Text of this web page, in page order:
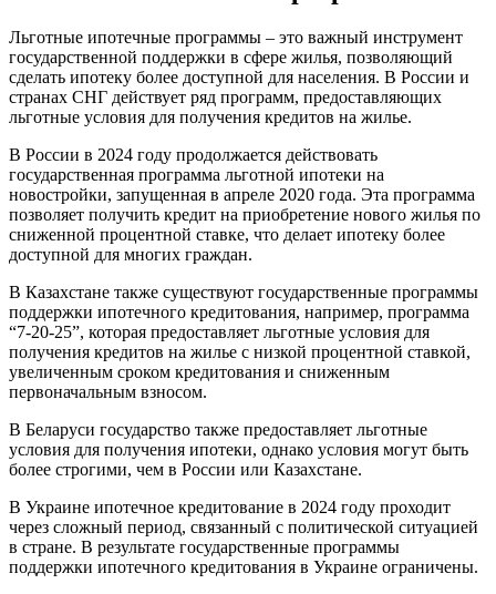
Льготные ипотечные программы – это важный инструмент
государственной поддержки в сфере жилья, позволяющий
сделать ипотеку более доступной для населения. В России и
странах СНГ действует ряд программ, предоставляющих
льготные условия для получения кредитов на жилье.
В России в 2024 году продолжается действовать
государственная программа льготной ипотеки на
новостройки, запущенная в апреле 2020 года. Эта программа
позволяет получить кредит на приобретение нового жилья по
сниженной процентной ставке, что делает ипотеку более
доступной для многих граждан.
В Казахстане также существуют государственные программы
поддержки ипотечного кредитования, например, программа
“7-20-25”, которая предоставляет льготные условия для
получения кредитов на жилье с низкой процентной ставкой,
увеличенным сроком кредитования и сниженным
первоначальным взносом.
В Беларуси государство также предоставляет льготные
условия для получения ипотеки, однако условия могут быть
более строгими, чем в России или Казахстане.
В Украине ипотечное кредитование в 2024 году проходит
через сложный период, связанный с политической ситуацией
в стране. В результате государственные программы
поддержки ипотечного кредитования в Украине ограничены.